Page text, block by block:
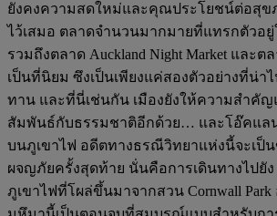
ยังคงความสดใหม่และคุณประโยชน์ต่อสุข
ไว้เสมอ ตลาดจำนวนมากมายที่แทรกตัวอ
รวมถึงตลาด Auckland Night Market และตล
เป็นที่นิยม ซึงเป็นเพียงแค่สองตัวอย่างที่น่า
ทาน และที่นี่เช่นกัน เมืองยังให้ความสำคัญ
สัมพันธ์กับธรรมชาติอีกด้วย… และโอ๊คแล
บนภูเขาไฟ อดีตทางธรณีวิทยาแห่งนี้จะเป็
ผจญภัยครั้งสุดท้าย นั่นคือการเดินทางไปยัง
ภูเขาไฟที่โผล่ขึ้นมาจากสวน Cornwall